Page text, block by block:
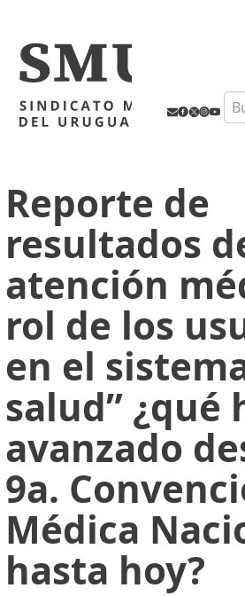
Reporte de
resultados
atención
rol de los
en el
salud” ¿qué
avanzado
9a.
Médica
hasta hoy?